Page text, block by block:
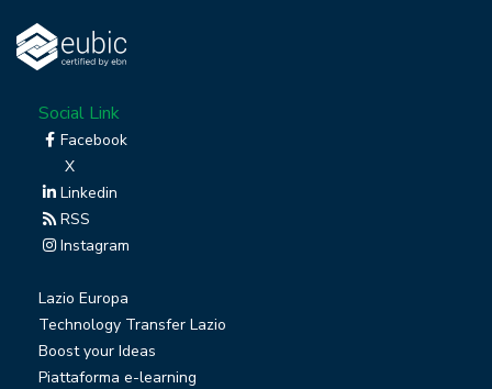
Social Link
Facebook
X
Linkedin
RSS
Instagram
Lazio Europa
Technology Transfer Lazio
Boost your Ideas
Piattaforma e-learning